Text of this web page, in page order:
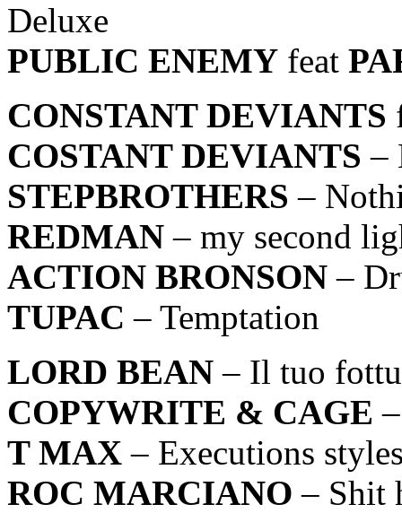
Deluxe
PUBLIC ENEMY feat
CONSTANT DEVIANTS
COSTANT DEVIANTS –
STEPBROTHERS –
REDMAN – my second
ACTION BRONSON –
TUPAC – Temptation
LORD BEAN – Il tuo
COPYWRITE & CAGE
T MAX– Executions
ROC MARCIANO – Shit